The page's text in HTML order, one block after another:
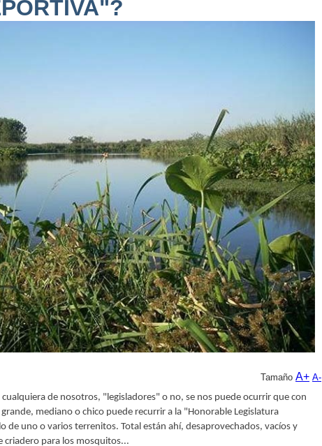
Tamaño A+ A-
de nosotros, "legisladores" o no, se nos puede ocurrir que con
mediano o chico puede recurrir a la "Honorable Legislatura
de uno o varios terrenitos. Total están ahí, desaprovechados, vacíos y
criadero para los mosquitos...